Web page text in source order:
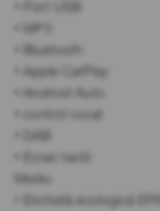
• Port USB
• MP3
• Bluetooth
• Apple CarPlay
• Android Auto
• control vocal
• DAB
• Ecran tactil
Mediu
• Etichetă ecologică EPA